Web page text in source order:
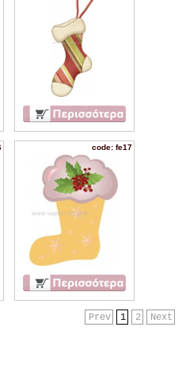
code: fe17
Next
2
1
Prev